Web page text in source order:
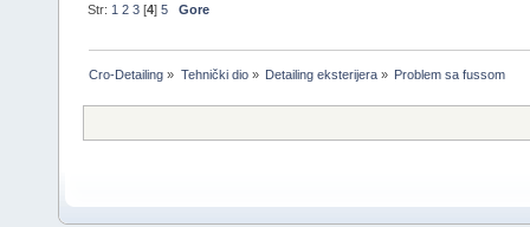
Str: 1 2 3 [4]5 Gore
Cro-Detailing » Tehnički dio» Detailing eksterijera» Problem sa fussom